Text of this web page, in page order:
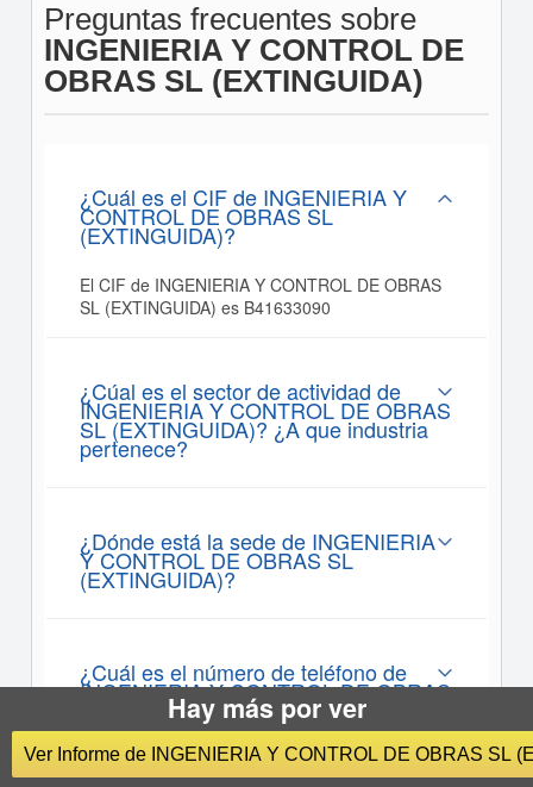
Preguntas frecuentes sobre
INGENIERIA Y CONTROL DE
OBRAS SL (EXTINGUIDA)
¿Cuál es el CIF de INGENIERIA Y
CONTROL DE OBRAS SL
(EXTINGUIDA)?
El CIF de INGENIERIA Y CONTROL DE OBRAS
SL (EXTINGUIDA) es B41633090
¿Cúal es el sector de actividad de
INGENIERIA Y CONTROL DE OBRAS
SL (EXTINGUIDA)? ¿A que industria
pertenece?
¿Dónde está la sede de INGENIERIA
Y CONTROL DE OBRAS SL
(EXTINGUIDA)?
¿Cuál es el número de teléfono de
INGENIERIA Y CONTROL DE OBRAS
SL (EXTINGUIDA)?
Hay más por ver
Ver Informe de INGENIERIA Y CONTROL DE OBRAS SL